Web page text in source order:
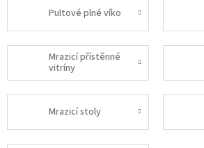
Pultové plné víko
Mrazicí přístěnné
vitríny
Mrazicí stoly